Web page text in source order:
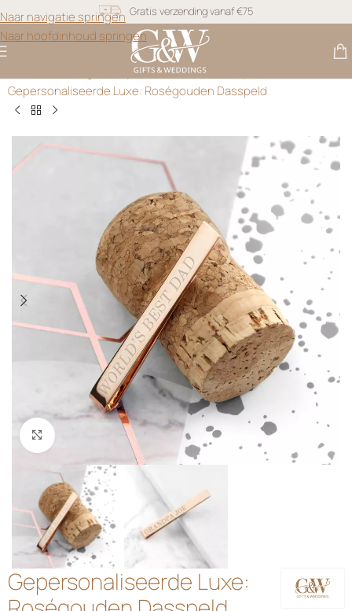
Naar navigatie springen
Naar hoofdinhoud springen
Snel geleverd
Gratis personalisatie
Gepersonaliseerde Dasspelden
Gepersonaliseerde Luxe: Roségouden Dasspeld
Klik om te vergroten
Gepersonaliseerde Luxe: